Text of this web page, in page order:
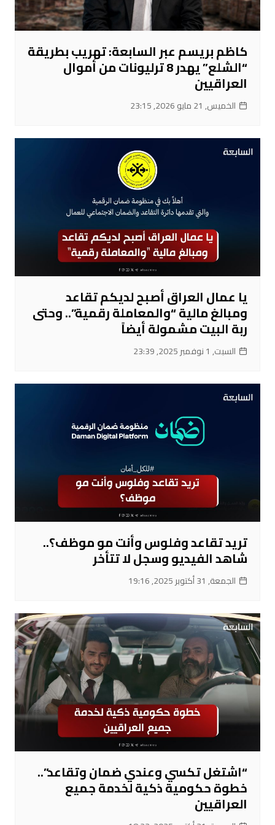
كاظم بريسم عبر السابعة: تهريب بطريقة
“الشلع” يهدر 8 ترليونات من أموال
العراقيين
الخميس, 21 مايو 2026, 23:15
يا عمال العراق أصبح لديكم تقاعد
ومبالغ مالية “والمعاملة رقمية”.. وحتى
ربة البيت مشمولة أيضاً
السبت, 1 نوفمبر 2025, 23:39
تريد تقاعد وفلوس وأنت مو موظف؟..
شاهد الفيديو وسجل لا تتأخر
الجمعة, 31 أكتوبر 2025, 19:16
“اشتغل تكسي وعندي ضمان وتقاعد”..
خطوة حكومية ذكية لخدمة جميع
العراقيين